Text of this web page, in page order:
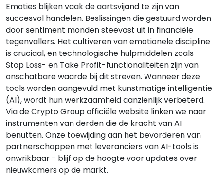
Emoties blijken vaak de aartsvijand te zijn van
succesvol handelen. Beslissingen die gestuurd worden
door sentiment monden steevast uit in financiële
tegenvallers. Het cultiveren van emotionele discipline
is cruciaal, en technologische hulpmiddelen zoals
Stop Loss- en Take Profit-functionaliteiten zijn van
onschatbare waarde bij dit streven. Wanneer deze
tools worden aangevuld met kunstmatige intelligentie
(AI), wordt hun werkzaamheid aanzienlijk verbeterd.
Via de Crypto Group officiële website linken we naar
instrumenten van derden die de kracht van AI
benutten. Onze toewijding aan het bevorderen van
partnerschappen met leveranciers van AI-tools is
onwrikbaar - blijf op de hoogte voor updates over
nieuwkomers op de markt.